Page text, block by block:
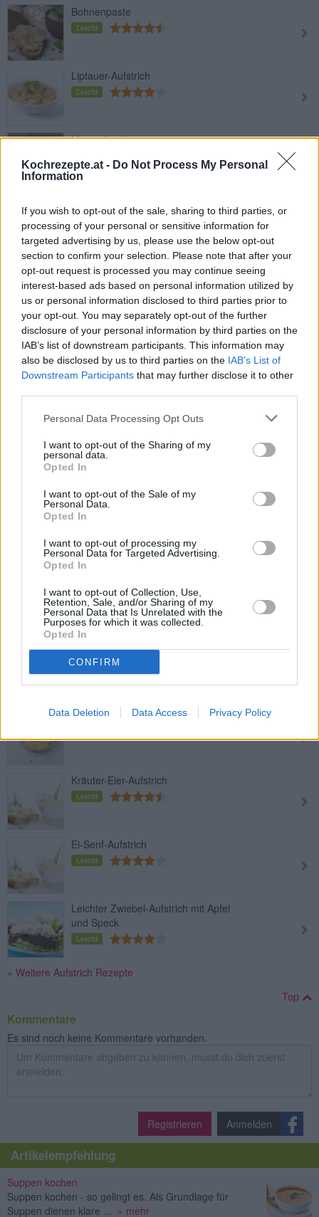
Kochrezepte.at - Do Not Process My Personal
Information
If you wish to opt-out of the sale, sharing to third parties, or
processing of your personal or sensitive information for
targeted advertising by us, please use the below opt-out
section to confirm your selection. Please note that after your
opt-out request is processed you may continue seeing
interest-based ads based on personal information utilized by
us or personal information disclosed to third parties prior to
your opt-out. You may separately opt-out of the further
disclosure of your personal information by third parties on the
IAB’s list of downstream participants. This information may
also be disclosed by us to third parties on the IAB’s List of
Downstream Participants that may further disclose it to other
Personal Data Processing Opt Outs
I want to opt-out of the Sharing of my
personal data.
Opted In
I want to opt-out of the Sale of my
Personal Data.
Opted In
I want to opt-out of processing my
Personal Data for Targeted Advertising.
Opted In
I want to opt-out of Collection, Use,
Retention, Sale, and/or Sharing of my
Personal Data that Is Unrelated with the
Purposes for which it was collected.
Opted In
CONFIRM
Data Deletion Data Access Privacy Policy
Bohnenpaste
Leicht
Liptauer-Aufstrich
Leicht
Maisaufstrich
Leicht
Kinderriegel-Aufstrich
Leicht
Camembert-Aufstrich
Leicht
Kokos-Aufstrich
Limetten-Aufstrich
Selbstgemachte Butter
Mittel
Bärlauch-Frischkäse-Creme
Leicht
Bohnenaufstrich
Leicht
Salami-Eiaufstrich
Kräuter-Eier-Aufstrich
Leicht
Ei-Senf-Aufstrich
Leicht
Leichter Zwiebel-Aufstrich mit Apfel
und Speck
Leicht
» Weitere Aufstrich Rezepte
Top
Kommentare
Es sind noch keine Kommentare vorhanden.
Registrieren Anmelden
Artikelempfehlung
Suppen kochen
Suppen kochen - so gelingt es. Als Grundlage für
Suppen dienen klare ...
» mehr